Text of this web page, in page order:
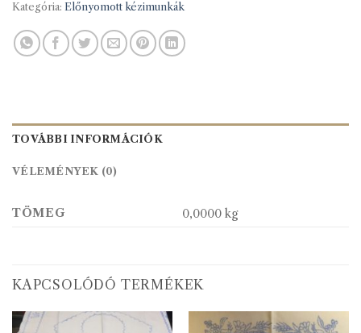
Kategória: Előnyomott kézimunkák
TOVÁBBI INFORMÁCIÓK
VÉLEMÉNYEK (0)
TÖMEG 0,0000 kg
KAPCSOLÓDÓ TERMÉKEK